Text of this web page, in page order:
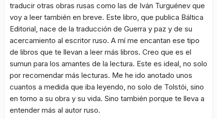
traducir otras obras rusas como las de Iván Turguénev que
voy a leer también en breve. Este libro, que publica Báltica
Editorial, nace de la traducción de Guerra y paz y de su
acercamiento al escritor ruso. A mí me encantan ese tipo
de libros que te llevan a leer más libros. Creo que es el
sumun para los amantes de la lectura. Este es ideal, no solo
por recomendar más lecturas. Me he ido anotado unos
cuantos a medida que iba leyendo, no solo de Tolstói, sino
en torno a su obra y su vida. Sino también porque te lleva a
entender más al autor ruso.